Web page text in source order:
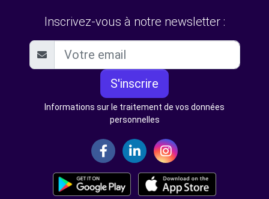
Inscrivez-vous à notre newsletter :
S'inscrire
Informations sur le traitement de vos données
personnelles